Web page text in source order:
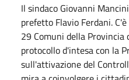
Il sindaco Giovanni
prefetto Flavio Ferdani.
29 Comuni della Provincia
protocollo d'intesa con la
sull'attivazione del